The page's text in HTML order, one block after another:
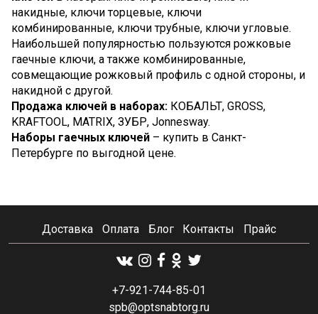
накидные, ключи торцевые, ключи
комбинированные, ключи трубные, ключи угловые.
Наибольшей популярностью пользуются рожковые
гаечные ключи, а также комбинированные,
совмещающие рожковый профиль с одной стороны, и
накидной с другой.
Продажа ключей в наборах: КОБАЛЬТ, GROSS,
KRAFTOOL, MATRIX, ЗУБР, Jonnesway.
Наборы гаечных ключей – купить в Санкт-
Петербурге по выгодной цене.
Доставка Оплата Блог Контакты Прайс
+7-921-744-85-01
spb@optsnabtorg.ru